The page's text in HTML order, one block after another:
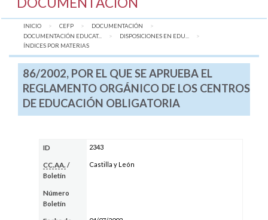
INICIO CEFP
DOCUMENTACIÓN
DOCUMENTACIÓN EDUCAT...
DISPOSICIONES EN EDU...
AQUÍ:
ÍNDICES POR MATERIAS
86/2002, POR EL QUE SE APRUEBA EL
REGLAMENTO ORGÁNICO DE LOS CENTROS
DE EDUCACIÓN OBLIGATORIA
ID 2343
CC.AA. /
Boletín
Castilla y León
Número
Boletín